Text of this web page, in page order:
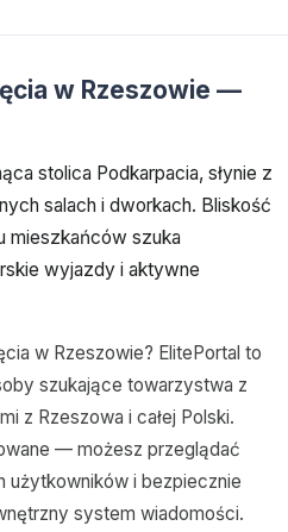
w Rzeszowie —
stolica Podkarpacia, słynie z
salach i dworkach. Bliskość
mieszkańców szuka
wyjazdy i aktywne
w Rzeszowie? ElitePortal to
szukające towarzystwa z
z Rzeszowa i całej Polski.
— możesz przeglądać
użytkowników i bezpiecznie
system wiadomości.